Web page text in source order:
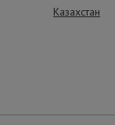
Казахстан